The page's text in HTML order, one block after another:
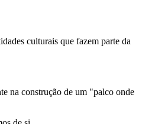
culturais que fazem parte da
na construção de um "palco onde